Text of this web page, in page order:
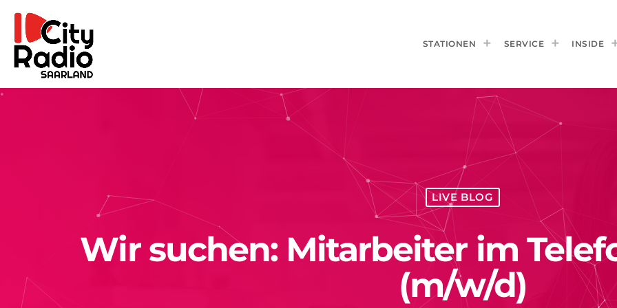
STATIONEN SERVICE INSIDE
LIVE BLOG
Wir suchen: Mitarbeiter im
(m/w/d)